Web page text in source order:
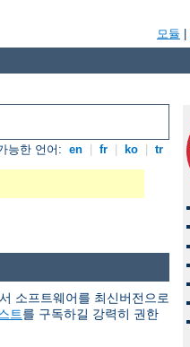
모듈
능한 언어: en fr ko tr
소프트웨어를 최신버전으로
트를 구독하길 강력히 권한